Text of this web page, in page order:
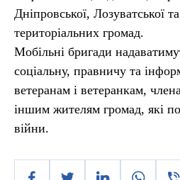
Дніпровської, Лозуватської
територіальних громад.
Мобільні бригади
соціальну, правничу та
ветеранам і ветеранкам,
іншим жителям громад, які
війни.